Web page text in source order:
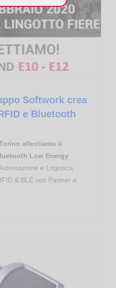
Softwork crea
e Bluetooth
allestiamo il
Low Energy
e Logistica
& BLE con Partner e